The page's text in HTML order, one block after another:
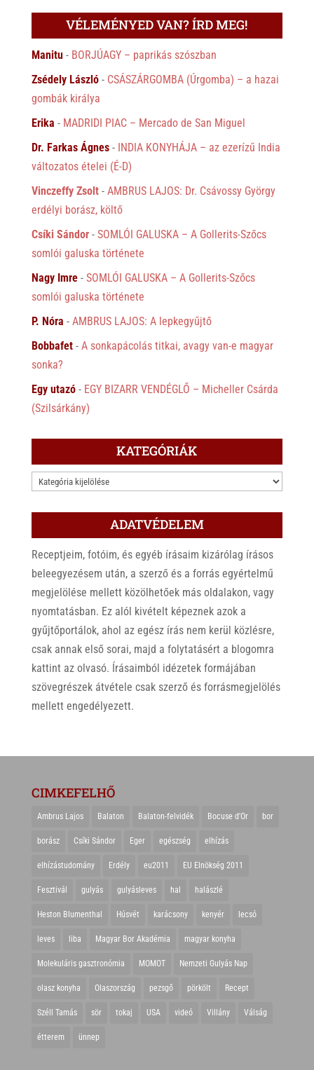
VÉLEMÉNYED VAN? ÍRD MEG!
Manitu- BORJÚAGY – paprikás szószban
Zsédely László- CSÁSZÁRGOMBA (Úrgomba) – a hazai
gombák királya
Erika - MADRIDI PIAC – Mercado de San Miguel
Dr. Farkas Ágnes- INDIA KONYHÁJA – az ezerízű India
változatos ételei (É-D)
Vinczeffy Zsolt- AMBRUS LAJOS: Dr. Csávossy György
erdélyi borász, költő
Csíki Sándor- SOMLÓI GALUSKA – A Gollerits-Szőcs
somlói galuska története
Nagy Imre- SOMLÓI GALUSKA – A Gollerits-Szőcs
somlói galuska története
P. Nóra - AMBRUS LAJOS: A lepkegyűjtő
Bobbafet- A sonkapácolás titkai, avagy van-e magyar
sonka?
Egy utazó- EGY BIZARR VENDÉGLŐ – Micheller Csárda
(Szilsárkány)
KATEGÓRIÁK
KATEGÓRIÁK
ADATVÉDELEM
Receptjeim, fotóim, és egyéb írásaim kizárólag írásos
beleegyezésem után, a szerző és a forrás egyértelmű
megjelölése mellett közölhetőek más oldalakon, vagy
nyomtatásban. Ez alól kivételt képeznek azok a
gyűjtőportálok, ahol az egész írás nem kerül közlésre,
csak annak első sorai, majd a folytatásért a blogomra
kattint az olvasó. Írásaimból idézetek formájában
szövegrészek átvétele csak szerző és forrásmegjelölés
mellett engedélyezett.
CIMKEFELHŐ
Ambrus Lajos Balaton Balaton-felvidék Bocuse d'Or bor
borász Csíki Sándor Eger egészség elhízás
elhízástudomány Erdély eu2011 EU Elnökség 2011
Fesztivál gulyás gulyásleves hal halászlé
Heston Blumenthal Húsvét karácsony kenyér lecsó
leves liba Magyar Bor Akadémia magyar konyha
Molekuláris gasztronómia MOMOT Nemzeti Gulyás Nap
olasz konyha Olaszország pezsgő pörkölt Recept
Széll Tamás sör tokaj USA videó Villány Válság
étterem ünnep